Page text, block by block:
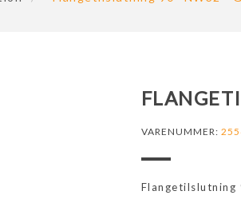
VARENUMMER:
Flangetilslutning